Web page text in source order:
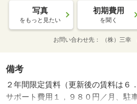
写真
をもっと見たい
初期費用
を聞く
お問い合わせ先 （株）三幸
備考
２年間限定賃料（更新後の賃料は６
サポート費用１，９８０円／月、駐